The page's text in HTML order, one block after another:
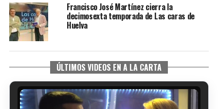
Francisco José Martínez cierra la
decimosexta temporada de Las caras de
Huelva
ÚLTIMOS VIDEOS EN A LA CARTA